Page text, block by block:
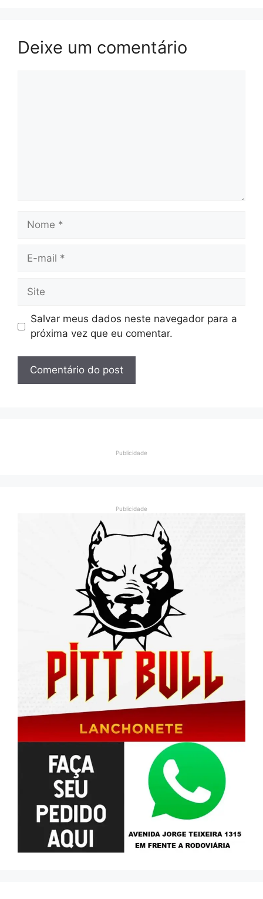
Deixe um comentário
Nome
Site
Salvar meus dados neste navegador para a
próxima vez que eu comentar.
Publicidade
Publicidade